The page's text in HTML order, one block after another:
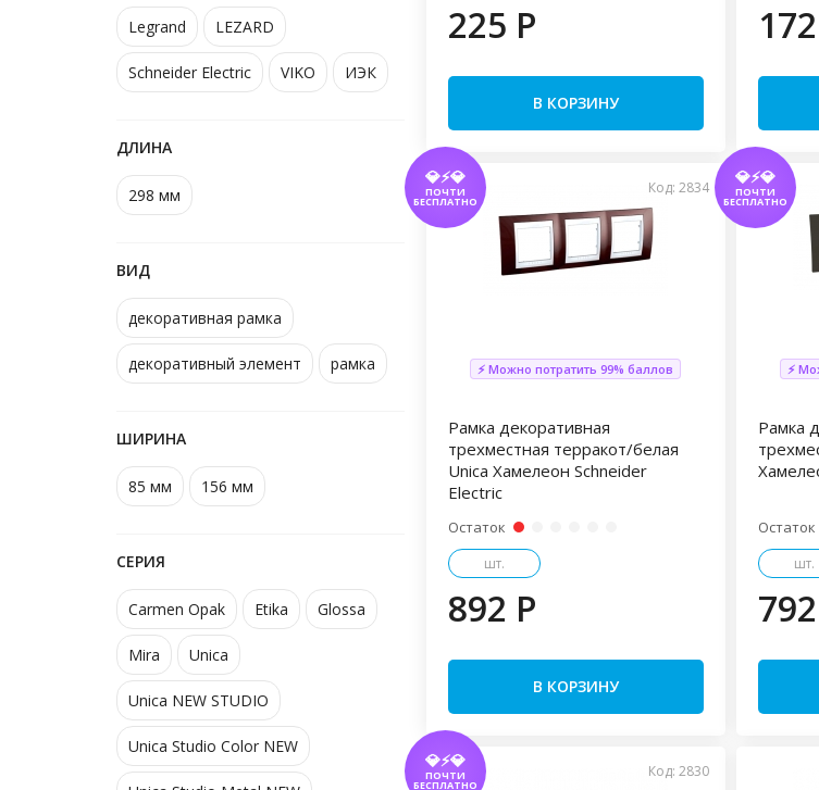
Legrand LEZARD
Schneider Electric VIKO ИЭК
ДЛИНА
298 мм
ВИД
декоративная рамка
декоративный элемент рамка
ШИРИНА
85 мм 156 мм
СЕРИЯ
Carmen Opak Etika Glossa
Mira Unica
Unica NEW STUDIO
Unica Studio Color NEW
225 P
В КОРЗИНУ
💎⚡💎
ПОЧТИ
БЕСПЛАТНО
Код: 2834
⚡ Можно потратить 99% баллов
Рамка декоративная
трехместная терракот/белая
Unica Хамелеон Schneider
Electric
Остаток
шт.
892 P
В КОРЗИНУ
💎⚡💎
ПОЧТИ
БЕСПЛАТНО
⚡
Рамка
Остаток
шт.
💎⚡💎
ПОЧТИ
БЕСПЛАТНО
Код: 2830